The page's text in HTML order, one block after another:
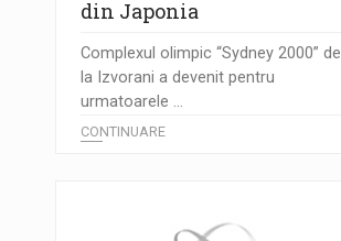
din Japonia
Complexul olimpic “Sydney 2000” de
la Izvorani a devenit pentru
urmatoarele ...
CONTINUARE